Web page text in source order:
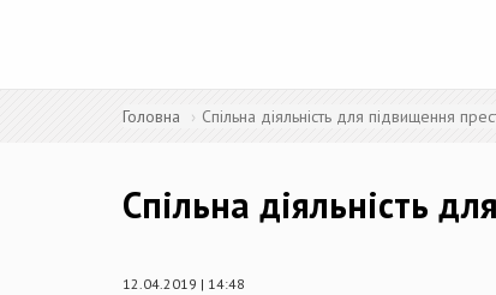
Головна Спільна діяльність для підвищення
Спільна діяльність
12.04.2019 | 14:48